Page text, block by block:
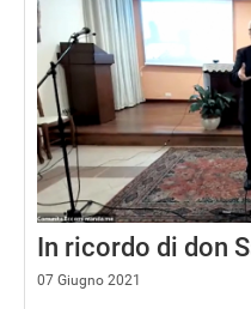
In ricordo di don
07 Giugno 2021